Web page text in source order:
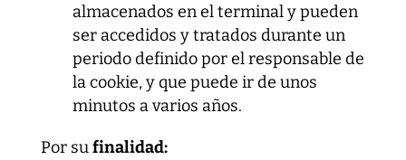
almacenados en el terminal y pueden
ser accedidos y tratados durante un
periodo definido por el responsable de
la cookie, y que puede ir de unos
minutos a varios años.
Por sufinalidad: